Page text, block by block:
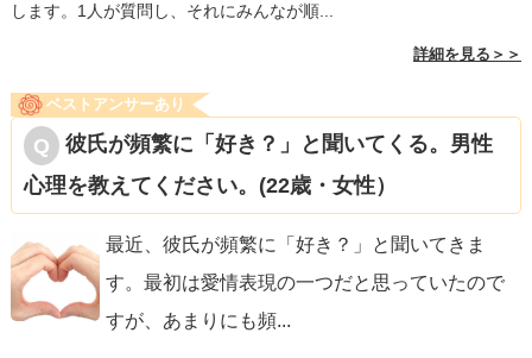
します。1人が質問し、それにみんなが順...
詳細を見る＞＞
ベストアンサーあり
彼氏が頻繁に「好き？」と聞いてくる。男性
心理を教えてください。(22歳・女性）
最近、彼氏が頻繁に「好き？」と聞いてきま
す。最初は愛情表現の一つだと思っていたので
すが、あまりにも頻...